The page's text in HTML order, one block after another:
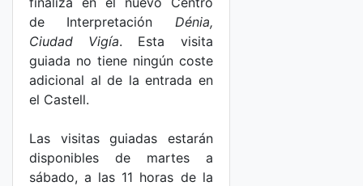
de Interpretación Dénia,
Ciudad Vigía. Esta visita
guiada no tiene ningún coste
adicional al de la entrada en
el Castell.
Las visitas guiadas estarán
disponibles de martes a
sábado, a las 11 horas de la